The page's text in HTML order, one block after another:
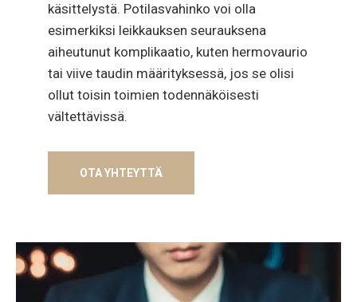
käsittelystä. Potilasvahinko voi olla
esimerkiksi leikkauksen seurauksena
aiheutunut komplikaatio, kuten hermovaurio
tai viive taudin määrityksessä, jos se olisi
ollut toisin toimien todennäköisesti
vältettävissä.
OTA YHTEYTTÄ